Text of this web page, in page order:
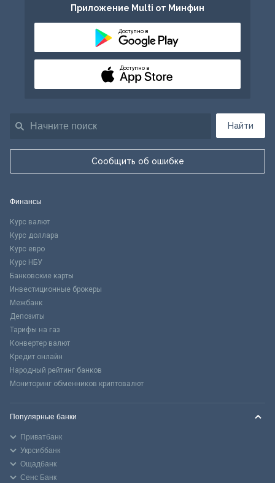
Найти
Сообщить об ошибке
Приложение Multi от Минфин
Доступно в
Доступно в
Финансы
Курс валют
Курс доллара
Курс евро
Курс НБУ
Банковские карты
Инвестиционные брокеры
Межбанк
Депозиты
Тарифы на газ
Конвертер валют
Кредит онлайн
Народный рейтинг банков
Мониторинг обменников криптовалют
Популярные банки
Приватбанк
Укрсиббанк
Ощадбанк
Сенс Банк